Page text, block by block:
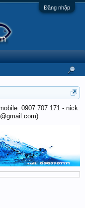
Đăng nhập
0907 707 171 - nick: